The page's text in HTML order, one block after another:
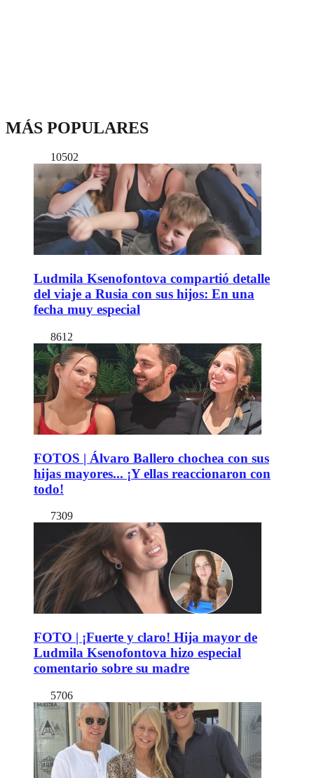
MÁS POPULARES
10502
Ludmila Ksenofontova compartió detalle
del viaje a Rusia con sus hijos: En una
fecha muy especial
8612
FOTOS | Álvaro Ballero chochea con sus
hijas mayores... ¡Y ellas reaccionaron con
todo!
7309
FOTO | ¡Fuerte y claro! Hija mayor de
Ludmila Ksenofontova hizo especial
comentario sobre su madre
5706